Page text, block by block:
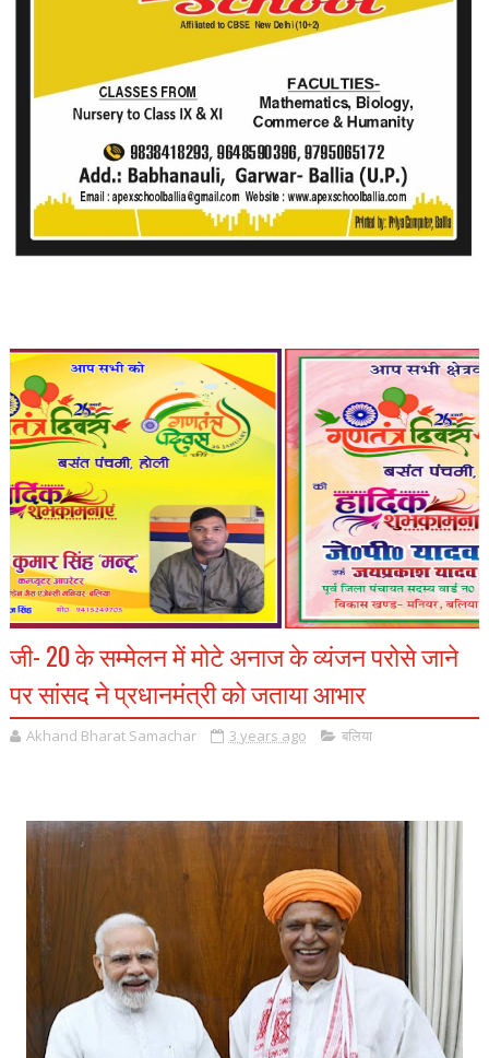
जी- 20 के सम्मेलन में मोटे अनाज के व्यंजन परोसे जाने
पर सांसद ने प्रधानमंत्री को जताया आभार
Akhand Bharat Samachar 3 years ago बलिया